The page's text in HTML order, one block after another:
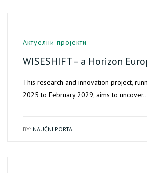
Актуелни пројекти
WISESHIFT – a Horizon
This research and innovation project,
2025 to February 2029, aims to
BY: NAUČNI PORTAL